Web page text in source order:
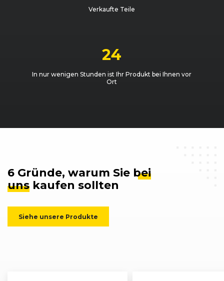
Verkaufte Teile
24
In nur wenigen Stunden ist Ihr Produkt bei Ihnen vor
Ort
6 Gründe, warum Sie bei
uns kaufen sollten
Siehe unsere Produkte